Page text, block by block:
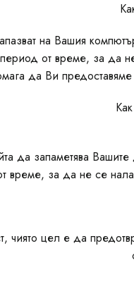
на Вашия
от време, за да
да Ви
да запаметява
за да не се
чиято цел е да